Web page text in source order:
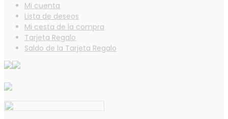
Mi cuenta
Lista de deseos
Mi cesta de la compra
Tarjeta Regalo
Saldo de la Tarjeta Regalo